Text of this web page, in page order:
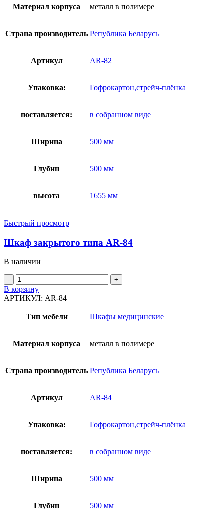
Материал корпуса металл в полимере
Страна производитель Република Беларусь
Артикул AR-82
Упаковка: Гофрокартон,стрейч-плёнка
поставляется: в собранном виде
Ширина 500 мм
Глубин 500 мм
высота 1655 мм
Быстрый просмотр
Шкаф закрытого типа AR-84
В наличии
Количество
товара
Шкаф
типа
В корзину
АРТИКУЛ: AR-84
Тип мебели Шкафы медицинские
Материал корпуса металл в полимере
Страна производитель Република Беларусь
Артикул AR-84
Упаковка: Гофрокартон,стрейч-плёнка
поставляется: в собранном виде
Ширина 500 мм
Глубин 500 мм